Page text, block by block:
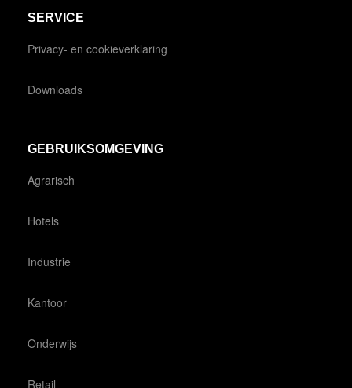
SERVICE
Privacy- en cookieverklaring
Downloads
GEBRUIKSOMGEVING
Agrarisch
Hotels
Industrie
Kantoor
Onderwijs
Retail